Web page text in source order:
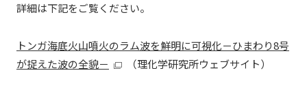
詳細は下記をご覧ください。
トンガ海底火山噴火のラム波を鮮明に可視化－ひまわり8号
が捉えた波の全貌－
（理化学研究所ウェブサイト）